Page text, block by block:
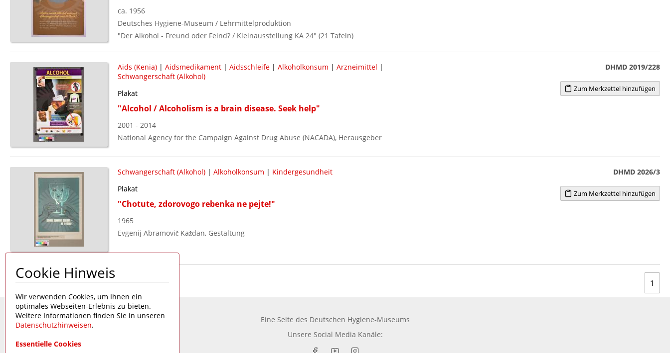
ca. 1956
Deutsches Hygiene-Museum / Lehrmittelproduktion
"Der Alkohol - Freund oder Feind? / Kleinausstellung KA 24" (21 Tafeln)
Aids (Kenia)| Aidsmedikament| Aidsschleife| Alkoholkonsum | Arzneimittel |
Schwangerschaft (Alkohol)
Plakat
"Alcohol / Alcoholism is a brain disease. Seek help"
2001 - 2014
National Agency for the Campaign Against Drug Abuse (NACADA), Herausgeber
DHMD 2019/228
Zum Merkzettel hinzufügen
Schwangerschaft (Alkohol)| Alkoholkonsum | Kindergesundheit
Plakat
"Chotute, zdorovogo rebenka ne pejte!"
1965
Evgenij Abramovič Každan, Gestaltung
DHMD 2026/3
Zum Merkzettel hinzufügen
Seite 1 von 1 1
Eine Seite des Deutschen Hygiene-Museums
Unsere Social Media Kanäle:
Cookie Hinweis
Wir verwenden Cookies, um Ihnen ein
optimales Webseiten-Erlebnis zu bieten.
Weitere Informationen finden Sie in unseren
Datenschutzhinweisen.
Essentielle Cookies